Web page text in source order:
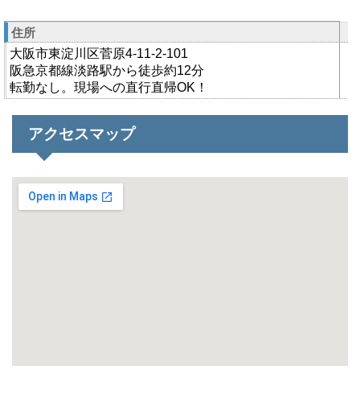
住所
大阪市東淀川区菅原4-11-2-101
阪急京都線淡路駅から徒歩約12分
転勤なし。現場への直行直帰OK！
アクセスマップ